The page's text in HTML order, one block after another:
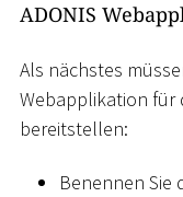
ADONIS
Als nächstes
Webapplikation für
bereitstellen:
Benennen Sie